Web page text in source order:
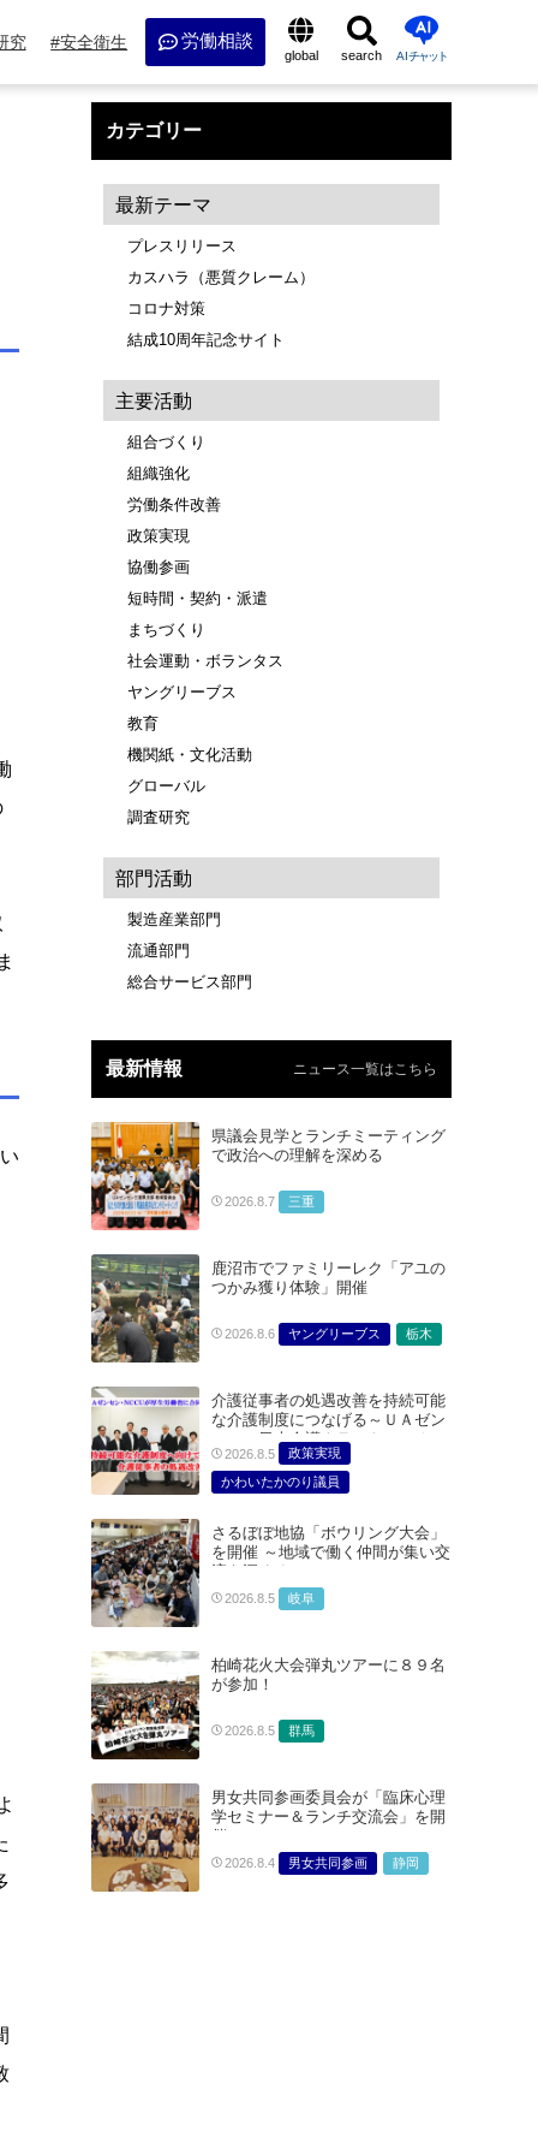
究 安全衛生 労働相談
global search AIチャット
カテゴリー
最新テーマ
プレスリリース
カスハラ（悪質クレーム）
コロナ対策
結成10周年記念サイト
主要活動
組合づくり
組織強化
労働条件改善
政策実現
協働参画
短時間・契約・派遣
まちづくり
社会運動・ボランタス
ヤングリーブス
教育
機関紙・文化活動
グローバル
調査研究
部門活動
製造産業部門
流通部門
総合サービス部門
最新情報 ニュース一覧はこちら
県議会見学とランチミーティング
で政治への理解を深める
2026.8.7 三重
鹿沼市でファミリーレク「アユの
つかみ獲り体験」開催
2026.8.6 ヤングリーブス 栃木
介護従事者の処遇改善を持続可能
な介護制度につなげる～ＵＡゼン
セン・日本介護クラフトユニオン
合同で厚生労働省に対する要請を
実施～
2026.8.5
政策実現
かわいたかのり議員
どうごみまきこ議員
総合サービス部門
医療・介護・福祉部会
さるぼぼ地協「ボウリング大会」
を開催 ～地域で働く仲間が集い交
流を深める～
2026.8.5 岐阜
柏崎花火大会弾丸ツアーに８９名
が参加！
2026.8.5 群馬
男女共同参画委員会が「臨床心理
学セミナー＆ランチ交流会」を開
催
2026.8.4 男女共同参画 静岡